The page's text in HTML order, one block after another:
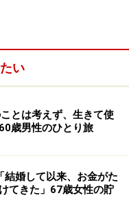
楽天銀行の定期預金1
％）、住信SBIネット
万円（参考金利年
年5月時点の金
い
とは考えず、生きて使
歳男性のひとり旅
結婚して以来、お金がた
てきた」67歳女性の貯